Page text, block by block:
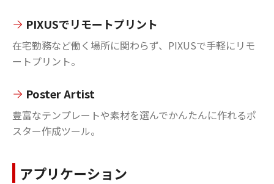
PIXUSでリモートプリント
在宅勤務など働く場所に関わらず、PIXUSで手軽にリモ
ートプリント。
Poster Artist
豊富なテンプレートや素材を選んでかんたんに作れるポ
スター作成ツール。
アプリケーション